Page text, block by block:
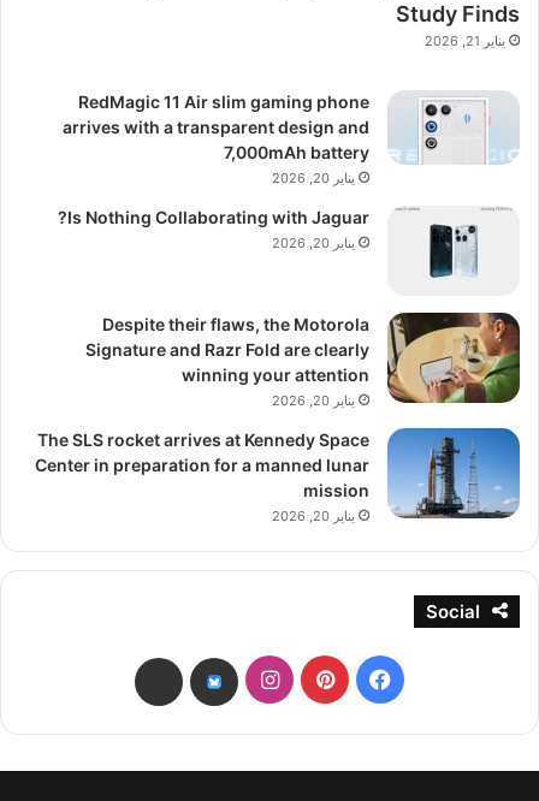
Study Finds
يناير 21, 2026
RedMagic 11 Air slim gaming phone
arrives with a transparent design and
7,000mAh battery
يناير 20, 2026
Is Nothing Collaborating with Jaguar?
يناير 20, 2026
Despite their flaws, the Motorola
Signature and Razr Fold are clearly
winning your attention
يناير 20, 2026
The SLS rocket arrives at Kennedy Space
Center in preparation for a manned lunar
mission
يناير 20, 2026
Social
فيسبوكبينتيريستانستقرامbsky
threads